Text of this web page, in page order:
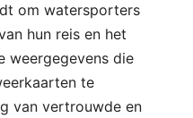
om watersporters
hun reis en het
weergegevens die
te
van vertrouwde en